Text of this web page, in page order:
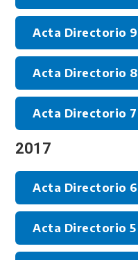
Acta Directorio 9
Acta Directorio 8
Acta Directorio 7
2017
Acta Directorio 6
Acta Directorio 5